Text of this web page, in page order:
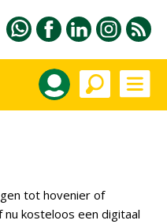
tot hovenier of
nu kosteloos een digitaal